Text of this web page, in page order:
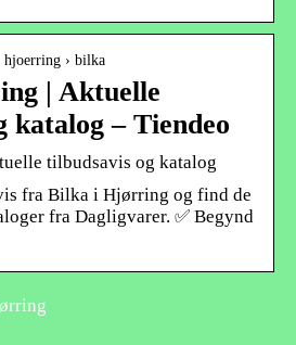
hjoerring › bilka
| Aktuelle
katalog – Tiendeo
tilbudsavis og katalog
fra Bilka i Hjørring og find de
fra Dagligvarer. ✅ Begynd